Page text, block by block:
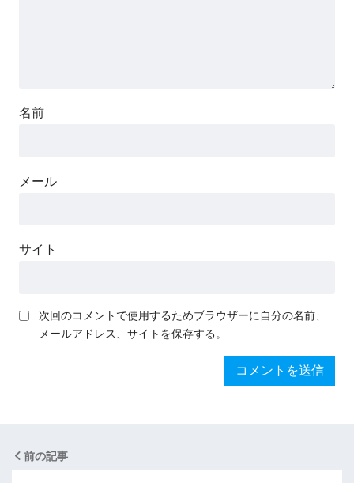
名前
メール
サイト
次回のコメントで使用するためブラウザーに自分の名前、
メールアドレス、サイトを保存する。
前の記事